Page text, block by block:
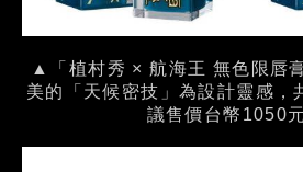
▲「植村秀 × 航海王 無色限唇
美的「天候密技」為設計靈感，
議售價台幣1050